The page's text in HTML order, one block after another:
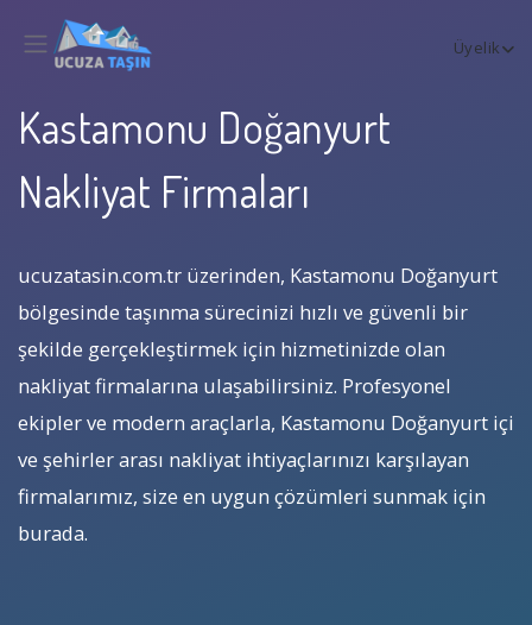
Üyelik
Kastamonu Doğanyurt
Nakliyat Firmaları
ucuzatasin.com.tr üzerinden, Kastamonu Doğanyurt
bölgesinde taşınma sürecinizi hızlı ve güvenli bir
şekilde gerçekleştirmek için hizmetinizde olan
nakliyat firmalarına ulaşabilirsiniz. Profesyonel
ekipler ve modern araçlarla, Kastamonu Doğanyurt içi
ve şehirler arası nakliyat ihtiyaçlarınızı karşılayan
firmalarımız, size en uygun çözümleri sunmak için
burada.